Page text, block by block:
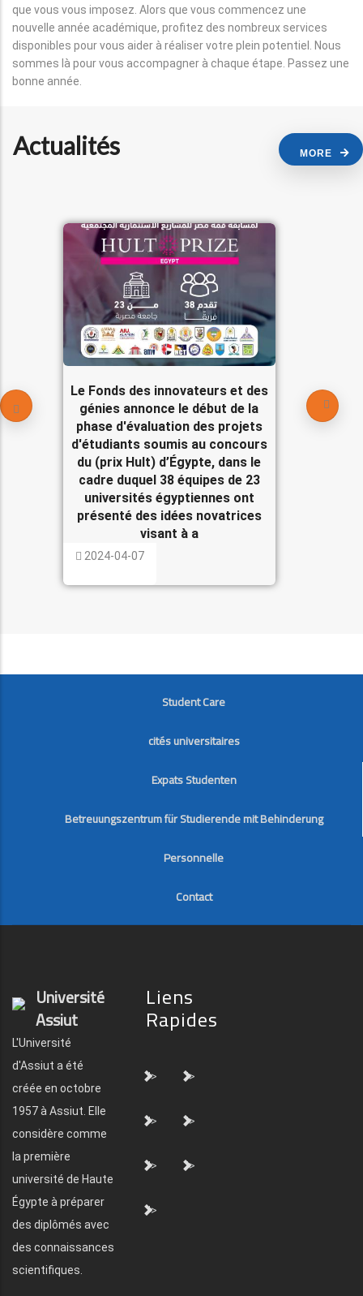
que vous vous imposez. Alors que vous commencez une
nouvelle année académique, profitez des nombreux services
disponibles pour vous aider à réaliser votre plein potentiel. Nous
sommes là pour vous accompagner à chaque étape. Passez une
bonne année.
Actualités MORE
Le Fonds des innovateurs et des
génies annonce le début de la
phase d'évaluation des projets
d'étudiants soumis au concours
du (prix Hult) d’Égypte, dans le
cadre duquel 38 équipes de 23
universités égyptiennes ont
présenté des idées novatrices
visant à a
2024-04-07
FOOTER
Student Care
cités universitaires
Expats Studenten
Betreuungszentrum für Studierende mit Behinderung
Personnelle
Contact
Université
Assiut
L'Université
d'Assiut a été
créée en octobre
1957 à Assiut. Elle
considère comme
la première
université de Haute
Égypte à préparer
des diplômés avec
des connaissances
scientifiques.
Liens
Rapides
"> ">
"> ">
"> ">
">